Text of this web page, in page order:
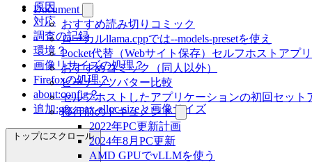
Document
おすすめ読み切りコミック
ローカルllama.cppでは--models-presetを使え
Pocket代替（Webサイト保存）セルフホストアプ
おすすめコミック（同人以外）
ピーナッツバター比較
セルフホストしたアプリケーションの初回セット
移行前のドキュメント
2022年PC更新計画
2024年8月PC更新
AMD GPUでvLLMを使う
原因
対応
調査の記録
環境？
画像リサイズの処理？
Firefoxの処理？
about:config？
追加:gfx.max-alloc-sizeと画像サイズ
トップにスクロール